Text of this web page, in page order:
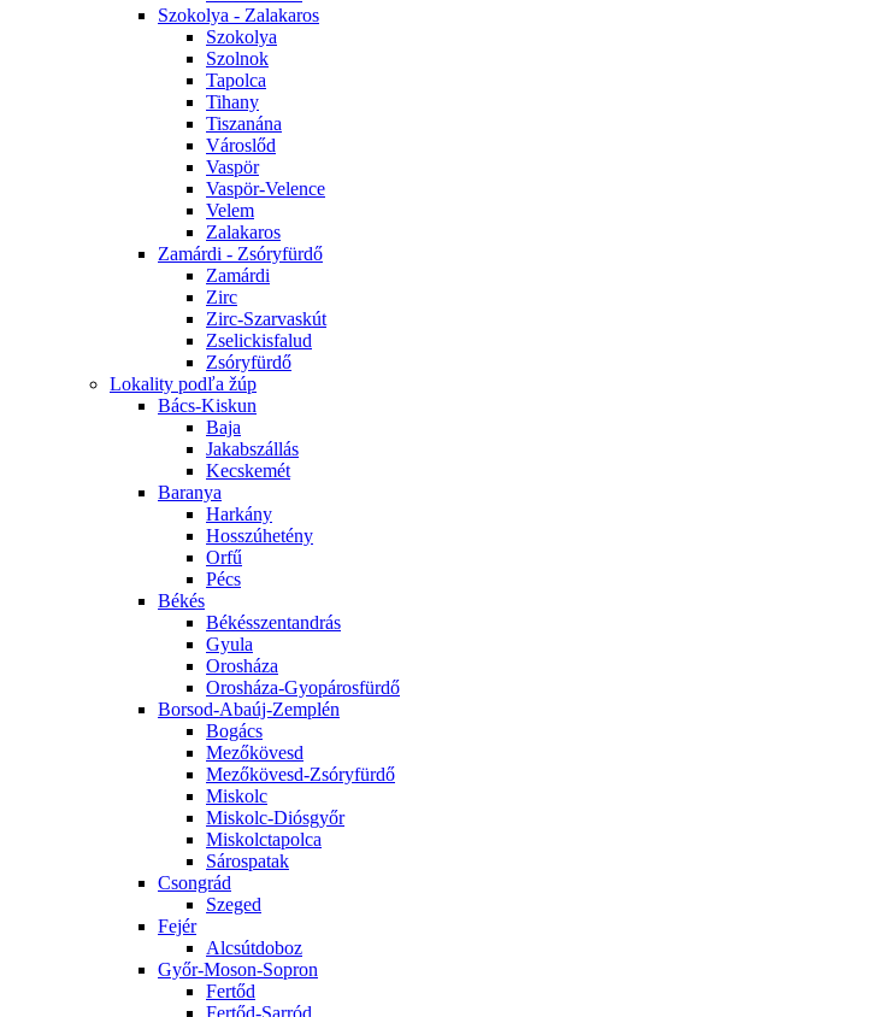
Szokolya - Zalakaros
Szokolya
Szolnok
Tapolca
Tihany
Tiszanána
Városlőd
Vaspör
Vaspör-Velence
Velem
Zalakaros
Zamárdi - Zsóryfürdő
Zamárdi
Zirc
Zirc-Szarvaskút
Zselickisfalud
Zsóryfürdő
Lokality podľa žúp
Bács-Kiskun
Baja
Jakabszállás
Kecskemét
Baranya
Harkány
Hosszúhetény
Orfű
Pécs
Békés
Békésszentandrás
Gyula
Orosháza
Orosháza-Gyopárosfürdő
Borsod-Abaúj-Zemplén
Bogács
Mezőkövesd
Mezőkövesd-Zsóryfürdő
Miskolc
Miskolc-Diósgyőr
Miskolctapolca
Sárospatak
Csongrád
Szeged
Fejér
Alcsútdoboz
Győr-Moson-Sopron
Fertőd
Fertőd-Sarród